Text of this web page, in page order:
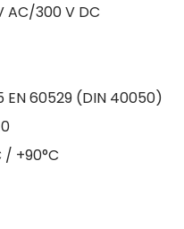
AC/300 V DC
EN 60529 (DIN 40050)
+90°C